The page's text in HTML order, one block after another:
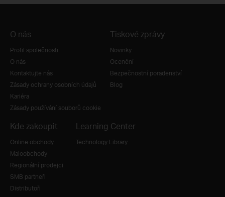
O nás
Profil společnosti
O nás
Kontaktujte nás
Zásady ochrany osobních údajů
Kariéra
Zásady používání souborů cookie
Tiskové zprávy
Novinky
Ocenění
Bezpečnostní poradenství
Blog
Kde zakoupit
Online obchody
Maloobchody
Regionální prodejci
SMB partneři
Distributoři
Learning Center
Technology Library